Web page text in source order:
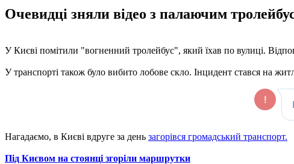
Очевидці зняли відео з палаючим
У Києві помітили "вогненний тролейбус", який їхав по вулиці.
У транспорті також було вибито лобове скло. Інцидент стався на
Нагадаємо, в Києві вдруге за день загорівся громадський транспорт.
Під Києвом на стоянці згоріли маршрутки